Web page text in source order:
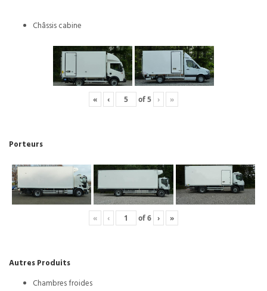
Châssis cabine
« ‹ of5 › »
Porteurs
« ‹ of6 › »
Autres Produits
Chambres froides